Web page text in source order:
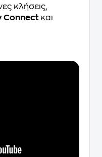
κλήσεις,
Connectκαι